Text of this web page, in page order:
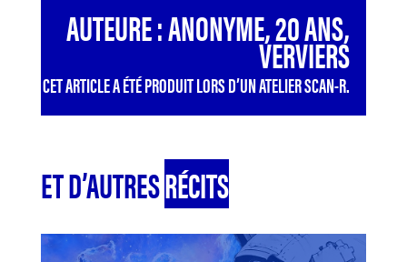
AUTEURE : ANONYME, 20 ANS,
VERVIERS
CET ARTICLE A ÉTÉ PRODUIT LORS D’UN ATELIER SCAN-R.
ET D’AUTRESRÉCITS